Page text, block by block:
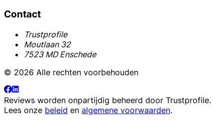
Contact
Trustprofile
Moutlaan 32
7523 MD Enschede
© 2026 Alle rechten voorbehouden
Reviews worden onpartijdig beheerd door Trustprofile.
Lees onze beleid en algemene voorwaarden.